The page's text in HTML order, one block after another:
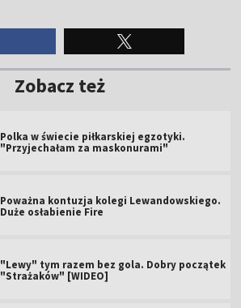
Zobacz też
Polka w świecie piłkarskiej egzotyki.
"Przyjechałam za maskonurami"
Poważna kontuzja kolegi Lewandowskiego.
Duże osłabienie Fire
"Lewy" tym razem bez gola. Dobry początek
"Strażaków" [WIDEO]